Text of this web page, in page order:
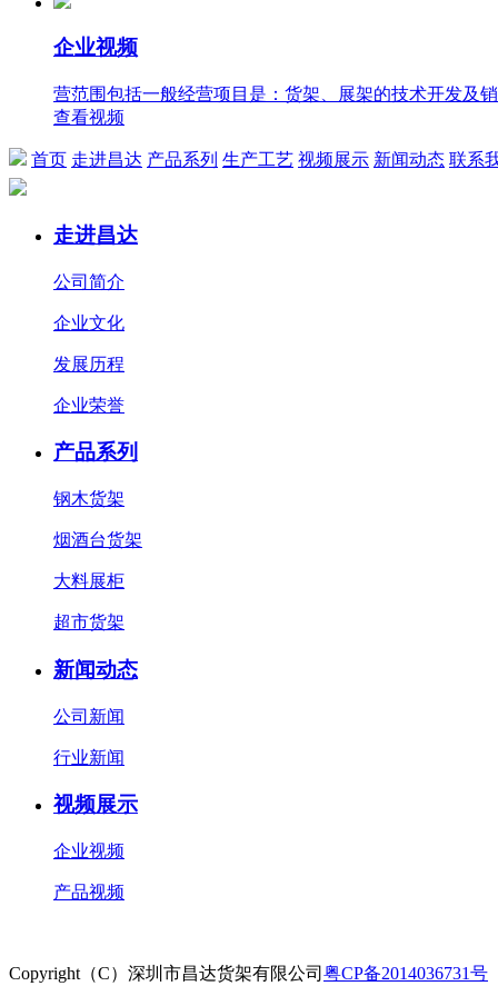
企业视频
营范围包括一般经营项目是：货架、展架的技术开发及
查看视频
首页 走进昌达 产品系列 生产工艺 视频展示 新闻动态 联系
走进昌达
公司简介
企业文化
发展历程
企业荣誉
产品系列
钢木货架
烟酒台货架
大料展柜
超市货架
新闻动态
公司新闻
行业新闻
视频展示
企业视频
产品视频
Copyright（C）深圳市昌达货架有限公司 粤CP备2014036731号